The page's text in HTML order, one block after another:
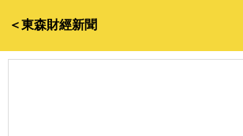
＜東森財經新聞